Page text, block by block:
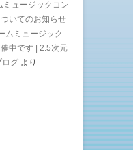
ミュージックコン
いてのお知らせ
ムミュージック
中です | 2.5次元
ログ より